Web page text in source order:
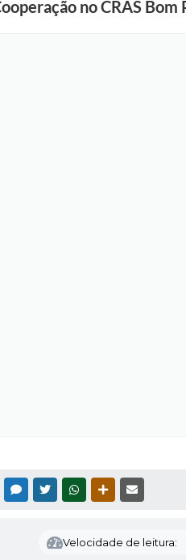
no CRAS Bom
FACEBOOKMESSENGER
TWITTERWHATSAPPOUTRAS MÍDIAS
Velocidade de leitura: